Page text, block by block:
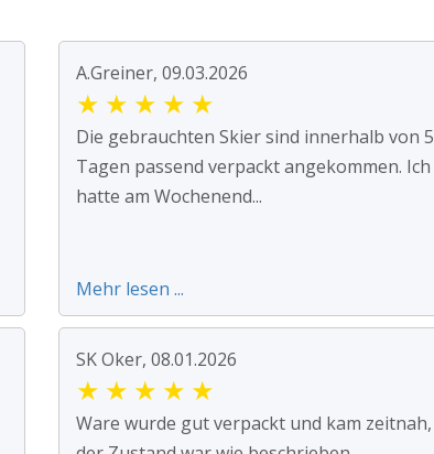
A.Greiner, 09.03.2026
★ ★ ★ ★ ★
Die gebrauchten Skier sind innerhalb von 5
Tagen passend verpackt angekommen. Ich
hatte am Wochenend...
Mehr lesen ...
SK Oker, 08.01.2026
★ ★ ★ ★ ★
Ware wurde gut verpackt und kam zeitnah,